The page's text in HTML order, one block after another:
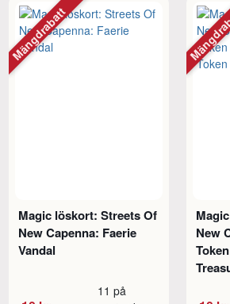
Magic löskort: Streets Of
New Capenna: Faerie
Vandal
11 på
Mängdrabatt
New